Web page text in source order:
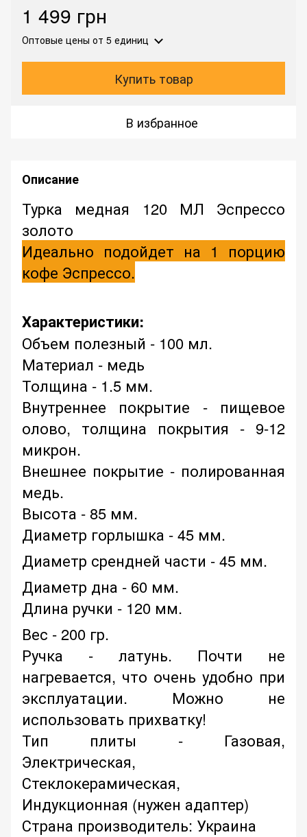
1 499 грн
Оптовые цены от 5 единиц
Купить товар
В избранное
Описание
Турка медная 120 МЛ Эспрессо
золото
Идеально подойдет на 1 порцию
кофе Эспрессо.
Характеристики:
Объем полезный - 100 мл.
Материал - медь
Толщина - 1.5 мм.
Внутреннее покрытие - пищевое
олово, толщина покрытия - 9-12
микрон.
Внешнее покрытие - полированная
медь.
Высота - 85 мм.
Диаметр горлышка - 45 мм.
Диаметр срендней части - 45 мм.
Диаметр дна - 60 мм.
Длина ручки - 120 мм.
Вес - 200 гр.
Ручка - латунь. Почти не
нагревается, что очень удобно при
эксплуатации. Можно не
использовать прихватку!
Тип плиты - Газовая,
Электрическая,
Стеклокерамическая,
Индукционная (нужен адаптер)
Страна производитель: Украина